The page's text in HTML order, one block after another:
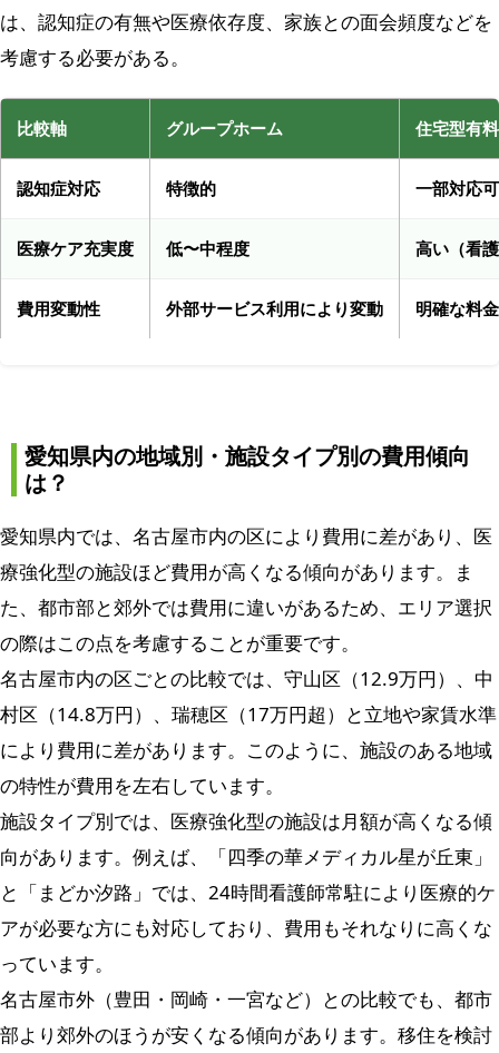
は、認知症の有無や医療依存度、家族との面会頻度などを
考慮する必要がある。
比較軸 グループホーム 住宅型有
認知症対応 特徴的 一部対応
医療ケア充実度 低〜中程度 高い（看
費用変動性 外部サービス利用により変動 明確な料
愛知県内の地域別・施設タイプ別の費用傾向
は？
愛知県内では、名古屋市内の区により費用に差があり、医
療強化型の施設ほど費用が高くなる傾向があります。ま
た、都市部と郊外では費用に違いがあるため、エリア選択
の際はこの点を考慮することが重要です。
名古屋市内の区ごとの比較では、守山区（12.9万円）、中
村区（14.8万円）、瑞穂区（17万円超）と立地や家賃水準
により費用に差があります。このように、施設のある地域
の特性が費用を左右しています。
施設タイプ別では、医療強化型の施設は月額が高くなる傾
向があります。例えば、「四季の華メディカル星が丘東」
と「まどか汐路」では、24時間看護師常駐により医療的ケ
アが必要な方にも対応しており、費用もそれなりに高くな
っています。
名古屋市外（豊田・岡崎・一宮など）との比較でも、都市
部より郊外のほうが安くなる傾向があります。移住を検討